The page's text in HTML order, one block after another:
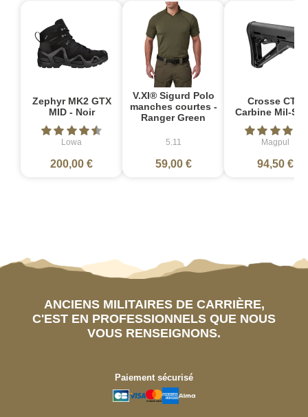
Zephyr MK2 GTX
MID - Noir
Lowa
200,00 €
V.XI® Sigurd Polo
manches courtes -
Ranger Green
5.11
59,00 €
Crosse CTR
Carbine Mil-
Magpul
94,50 €
ANCIENS MILITAIRES DE CARRIÈRE,
C'EST EN PROFESSIONNELS QUE NOUS
VOUS RENSEIGNONS.
Paiement sécurisé